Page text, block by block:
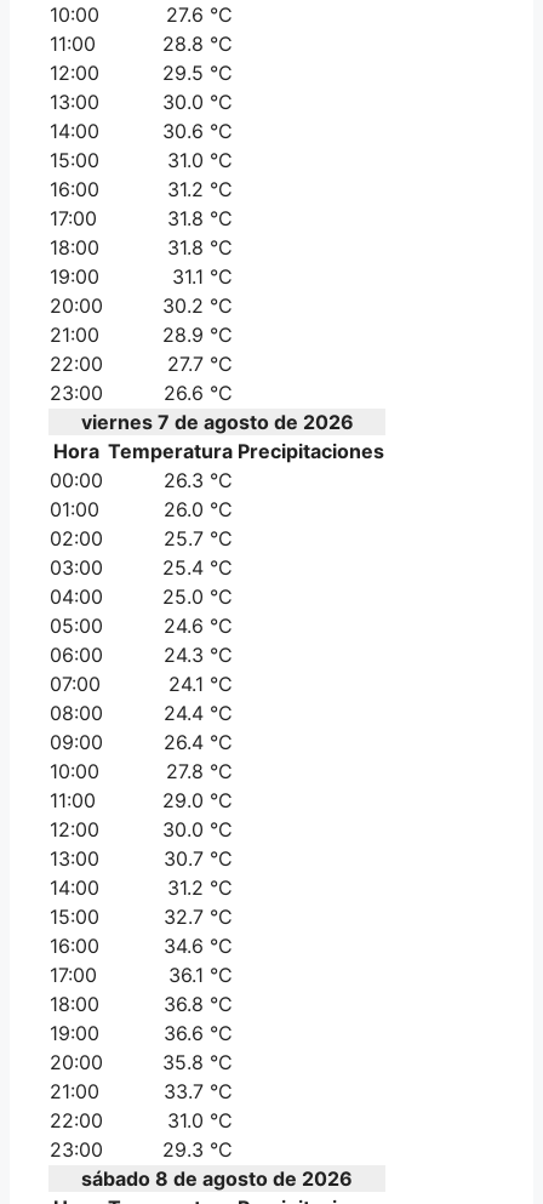
10:00
27.6 °C
11:00
28.8 °C
12:00
29.5 °C
13:00
30.0 °C
14:00
30.6 °C
15:00
31.0 °C
16:00
31.2 °C
17:00
31.8 °C
18:00
31.8 °C
19:00
31.1 °C
20:00
30.2 °C
21:00
28.9 °C
22:00
27.7 °C
23:00
26.6 °C
viernes 7 de agosto de 2026
Hora Temperatura Precipitaciones
00:00
26.3 °C
01:00
26.0 °C
02:00
25.7 °C
03:00
25.4 °C
04:00
25.0 °C
05:00
24.6 °C
06:00
24.3 °C
07:00
24.1 °C
08:00
24.4 °C
09:00
26.4 °C
10:00
27.8 °C
11:00
29.0 °C
12:00
30.0 °C
13:00
30.7 °C
14:00
31.2 °C
15:00
32.7 °C
16:00
34.6 °C
17:00
36.1 °C
18:00
36.8 °C
19:00
36.6 °C
20:00
35.8 °C
21:00
33.7 °C
22:00
31.0 °C
23:00
29.3 °C
sábado 8 de agosto de 2026